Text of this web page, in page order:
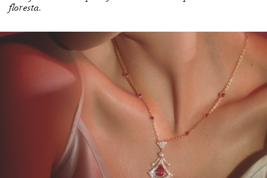
floresta.